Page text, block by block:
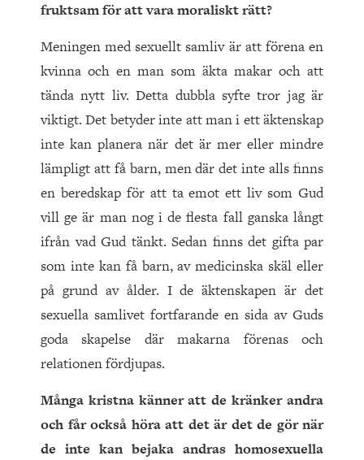
fruktsam för att vara moraliskt rätt?
Meningen med sexuellt samliv är att förena en
kvinna och en man som äkta makar och att
tända nytt liv. Detta dubbla syfte tror jag är
viktigt. Det betyder inte att man i ett äktenskap
inte kan planera när det är mer eller mindre
lämpligt att få barn, men där det inte alls finns
en beredskap för att ta emot ett liv som Gud
vill ge är man nog i de flesta fall ganska långt
ifrån vad Gud tänkt. Sedan finns det gifta par
som inte kan få barn, av medicinska skäl eller
på grund av ålder. I de äktenskapen är det
sexuella samlivet fortfarande en sida av Guds
goda skapelse där makarna förenas och
relationen fördjupas.
Många kristna känner att de kränker andra
och får också höra att det är det de gör när
de inte kan bejaka andras homosexuella